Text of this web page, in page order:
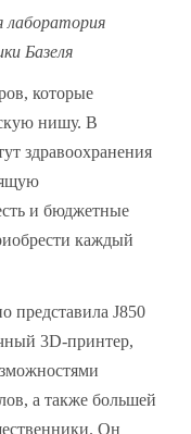
лаборатория
Базеля
которые
нишу. В
здравоохранения
и бюджетные
каждый
представила J850
3D-принтер,
а также большей
Он